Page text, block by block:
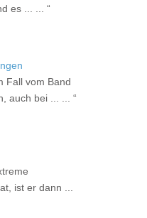
es ... ...
Fall vom Band
auch bei ... ...
ist er dann ...